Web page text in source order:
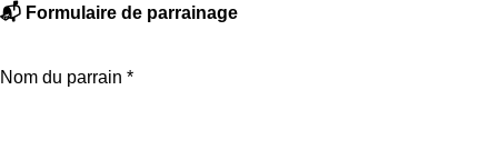
📬 Formulaire de parrainage
Nom du parrain *